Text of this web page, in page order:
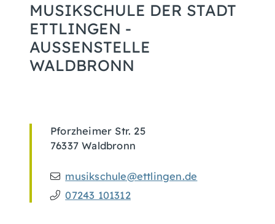
MUSIKSCHULE DER STADT
ETTLINGEN -
AUSSENSTELLE W
ALDBRONN
Pforzheimer Str. 25
76337 Waldbronn
musikschule@ettlingen.de
07243 101312